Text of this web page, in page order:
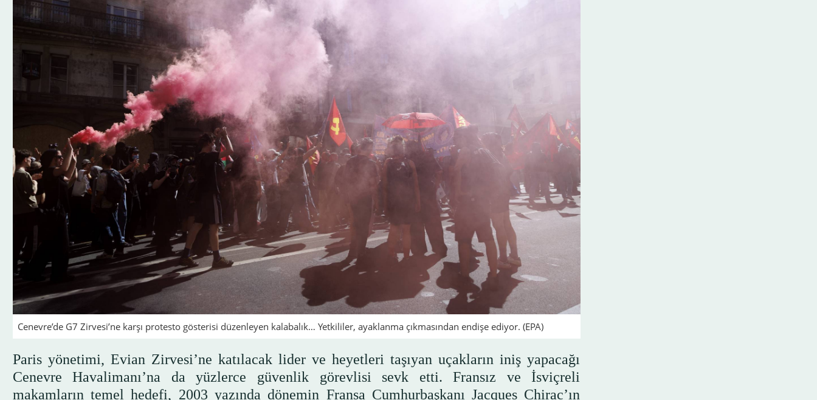
Cenevre’de G7 Zirvesi’ne karşı protesto gösterisi düzenleyen kalabalık… Yetkililer, ayaklanma çıkmasından endişe ediyor. (EPA)
Paris yönetimi, Evian Zirvesi’ne katılacak lider ve heyetleri taşıyan uçakların iniş yapacağı
Cenevre Havalimanı’na da yüzlerce güvenlik görevlisi sevk etti. Fransız ve İsviçreli
makamların temel hedefi, 2003 yazında dönemin Fransa Cumhurbaşkanı Jacques Chirac’ın